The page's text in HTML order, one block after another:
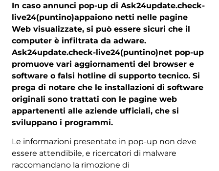
In caso annunci pop-up di Ask24update.check-
live24(puntino)appaiono netti nelle pagine
Web visualizzate, si può essere sicuri che il
computer è infiltrata da adware.
Ask24update.check-live24(puntino)net pop-up
promuove vari aggiornamenti del browser e
software o falsi hotline di supporto tecnico. Si
prega di notare che le installazioni di software
originali sono trattati con le pagine web
appartenenti alle aziende ufficiali, che si
sviluppano i programmi.
Le informazioni presentate in pop-up non deve
essere attendibile, e ricercatori di malware
raccomandano la rimozione di